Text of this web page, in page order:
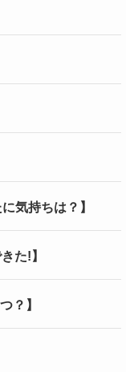
気持ちは？】
た!】
？】